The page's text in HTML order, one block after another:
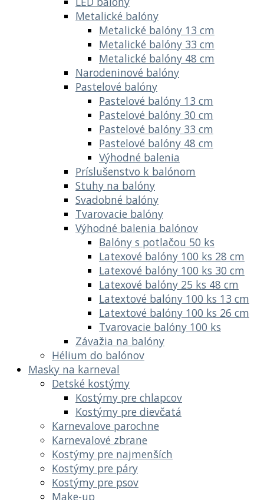
Metalické balóny
Metalické balóny 13 cm
Metalické balóny 33 cm
Metalické balóny 48 cm
Narodeninové balóny
Pastelové balóny
Pastelové balóny 13 cm
Pastelové balóny 30 cm
Pastelové balóny 33 cm
Pastelové balóny 48 cm
Výhodné balenia
Príslušenstvo k balónom
Stuhy na balóny
Svadobné balóny
Tvarovacie balóny
Výhodné balenia balónov
Balóny s potlačou 50 ks
Latexové balóny 100 ks 28 cm
Latexové balóny 100 ks 30 cm
Latexové balóny 25 ks 48 cm
Latextové balóny 100 ks 13 cm
Latextové balóny 100 ks 26 cm
Tvarovacie balóny 100 ks
Závažia na balóny
Hélium do balónov
Masky na karneval
Detské kostýmy
Kostýmy pre chlapcov
Kostýmy pre dievčatá
Karnevalove parochne
Karnevalové zbrane
Kostýmy pre najmenších
Kostýmy pre páry
Kostýmy pre psov
Make-up